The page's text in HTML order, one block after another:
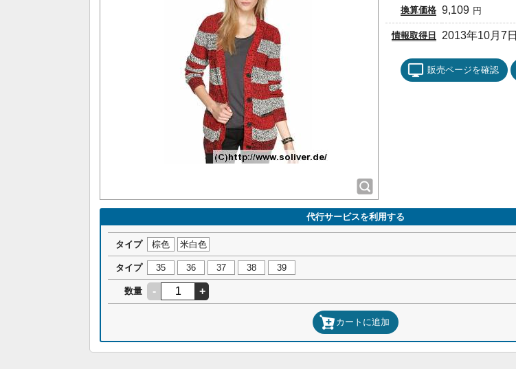
換算価格 9,109 円
情報取得日 2013年10月7日
販売ページを確認
代行サービスを利用する
タイプ 棕色 米白色
タイプ 35 36 37 38 39
数量 - +
カートに追加